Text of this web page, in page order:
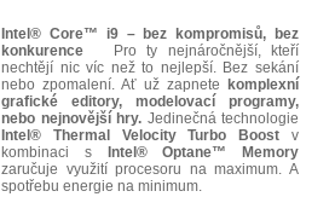
Intel® Core™ i9 – bez kompromisů, bez
konkurence Pro ty nejnáročnější, kteří
nechtějí nic víc než to nejlepší. Bez sekání
nebo zpomalení. Ať už zapnete
komplexní
grafické editory, modelovací programy,
nebo nejnovější hry. Jedinečná technologie
Intel® Thermal Velocity Turbo Boost v
kombinaci s
Intel® Optane™ Memory
zaručuje využití procesoru na maximum. A
spotřebu energie na minimum.